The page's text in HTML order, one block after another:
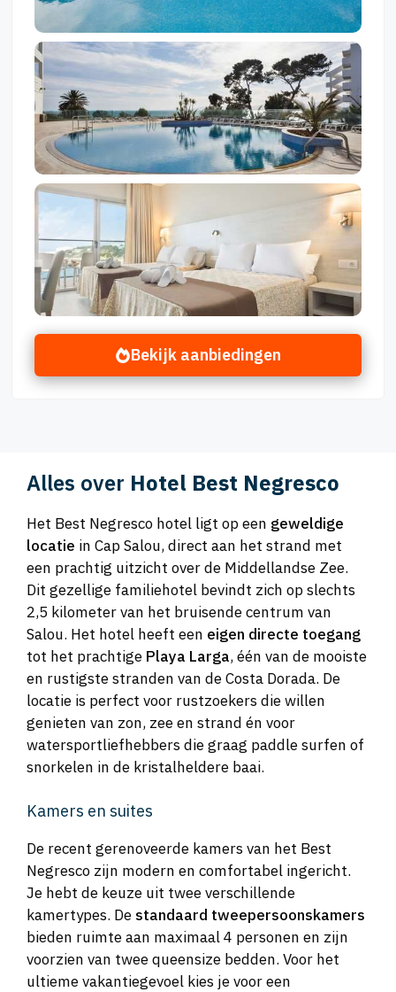
Bekijk aanbiedingen
Alles over Hotel Best Negresco
Het Best Negresco hotel ligt op een geweldige
locatie in Cap Salou, direct aan het strand met
een prachtig uitzicht over de Middellandse Zee.
Dit gezellige familiehotel bevindt zich op slechts
2,5 kilometer van het bruisende centrum van
Salou. Het hotel heeft een eigen directe toegang
tot het prachtige Playa Larga, één van de mooiste
en rustigste stranden van de Costa Dorada. De
locatie is perfect voor rustzoekers die willen
genieten van zon, zee en strand én voor
watersportliefhebbers die graag paddle surfen of
snorkelen in de kristalheldere baai.
Kamers en suites
De recent gerenoveerde kamers van het Best
Negresco zijn modern en comfortabel ingericht.
Je hebt de keuze uit twee verschillende
kamertypes. De standaard tweepersoonskamers
bieden ruimte aan maximaal 4 personen en zijn
voorzien van twee queensize bedden. Voor het
ultieme vakantiegevoel kies je voor een